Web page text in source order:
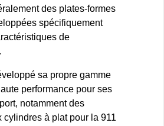
des plates-formes
spécifiquement
de
sa propre gamme
performance pour ses
notamment des
cylindres à plat pour la 911